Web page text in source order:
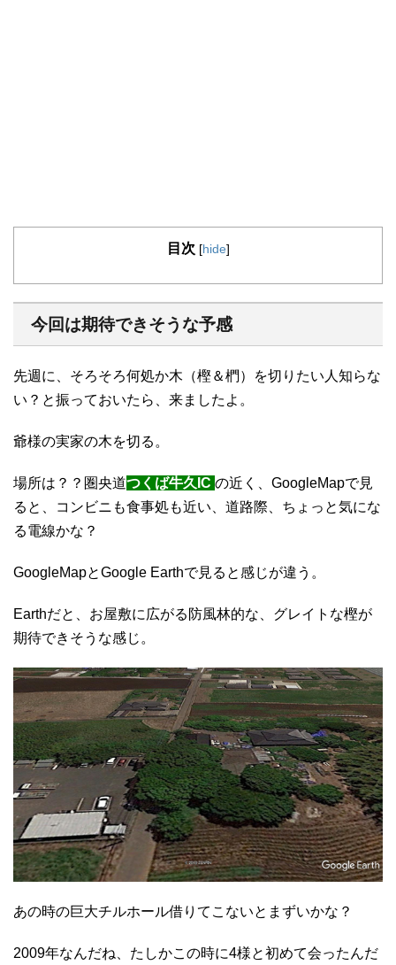
目次 [hide]
今回は期待できそうな予感
先週に、そろそろ何処か木（樫＆椚）を切りたい人知らな
い？と振っておいたら、来ましたよ。
爺様の実家の木を切る。
場所は？？圏央道つくば牛久IC の近く、GoogleMapで見
ると、コンビニも食事処も近い、道路際、ちょっと気にな
る電線かな？
GoogleMapとGoogle Earthで見ると感じが違う。
Earthだと、お屋敷に広がる防風林的な、グレイトな樫が
期待できそうな感じ。
あの時の巨大チルホール借りてこないとまずいかな？
2009年なんだね、たしかこの時に4様と初めて会ったんだ